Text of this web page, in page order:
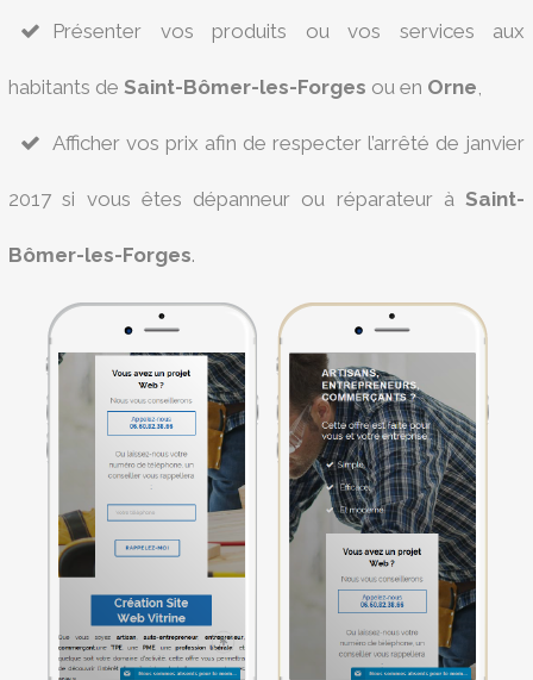
Présenter vos produits ou vos services aux
habitants de Saint-Bômer-les-Forges ou en Orne,
Afficher vos prix afin de respecter l’arrêté de janvier
2017 si vous êtes dépanneur ou réparateur à Saint-
Bômer-les-Forges.